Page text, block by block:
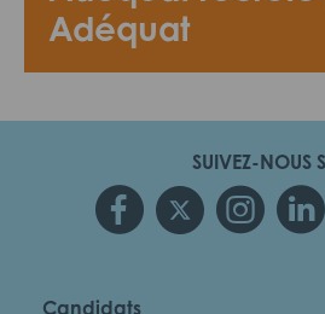
Adéquat
SUIVEZ-NOUS
Candidats